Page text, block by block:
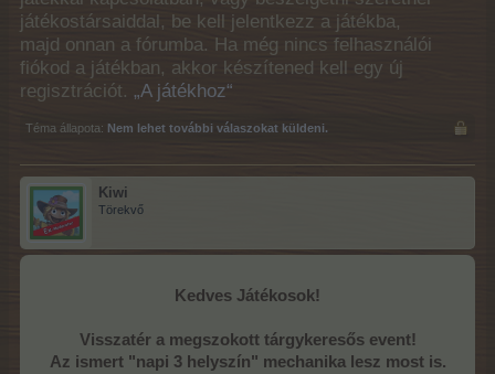
játékostársaiddal, be kell jelentkezz a játékba,
majd onnan a fórumba. Ha még nincs felhasználói
fiókod a játékban, akkor készítened kell egy új
regisztrációt. „A játékhoz“
Téma állapota: Nem lehet további válaszokat küldeni.
Kiwi
Törekvő
Kedves Játékosok!
Visszatér a megszokott tárgykeresős event!
Az ismert "napi 3 helyszín" mechanika lesz most is.